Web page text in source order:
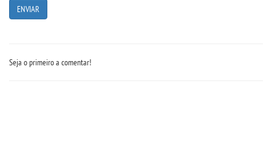
Seja o primeiro a comentar!